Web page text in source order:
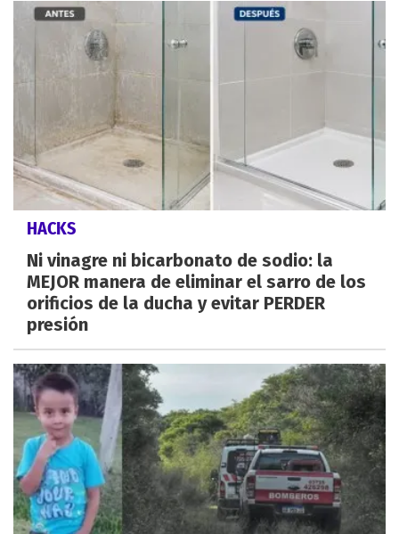
HACKS
Ni vinagre ni bicarbonato de sodio: la
MEJOR manera de eliminar el sarro de los
orificios de la ducha y evitar PERDER
presión